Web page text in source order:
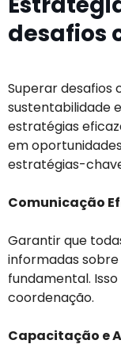
desafios
Superar desafios
sustentabilidade
estratégias
em
estratégias-
Comunicação
Garantir que
informadas
fundamental.
coordenação.
Capacitação e